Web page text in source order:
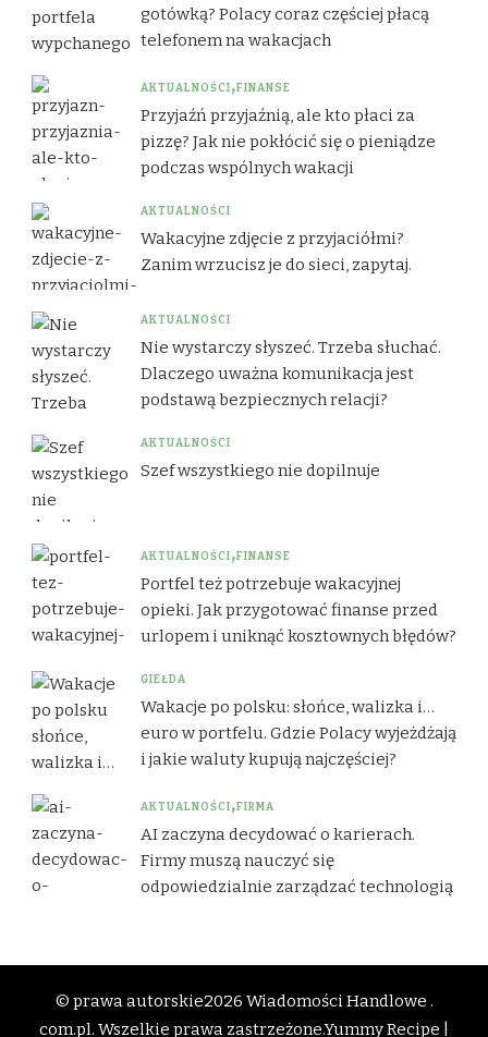
gotówką? Polacy coraz częściej płacą
telefonem na wakacjach
AKTUALNOŚCI FINANSE
Przyjaźń przyjaźnią, ale kto płaci za
pizzę? Jak nie pokłócić się o pieniądze
podczas wspólnych wakacji
AKTUALNOŚCI
Wakacyjne zdjęcie z przyjaciółmi?
Zanim wrzucisz je do sieci, zapytaj.
AKTUALNOŚCI
Nie wystarczy słyszeć. Trzeba słuchać.
Dlaczego uważna komunikacja jest
podstawą bezpiecznych relacji?
AKTUALNOŚCI
Szef wszystkiego nie dopilnuje
AKTUALNOŚCI FINANSE
Portfel też potrzebuje wakacyjnej
opieki. Jak przygotować finanse przed
urlopem i uniknąć kosztownych błędów?
GIEŁDA
Wakacje po polsku: słońce, walizka i…
euro w portfelu. Gdzie Polacy wyjeżdżają
i jakie waluty kupują najczęściej?
AKTUALNOŚCI FIRMA
AI zaczyna decydować o karierach.
Firmy muszą nauczyć się
odpowiedzialnie zarządzać technologią
© prawa autorskie2026 Wiadomości Handlowe .
com.pl. Wszelkie prawa zastrzeżone.Yummy Recipe |